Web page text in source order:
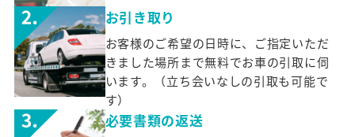
お引き取り
お客様のご希望の日時に、ご指定いただ
きました場所まで無料でお車の引取に伺
います。（立ち会いなしの引取も可能で
す）
必要書類の返送